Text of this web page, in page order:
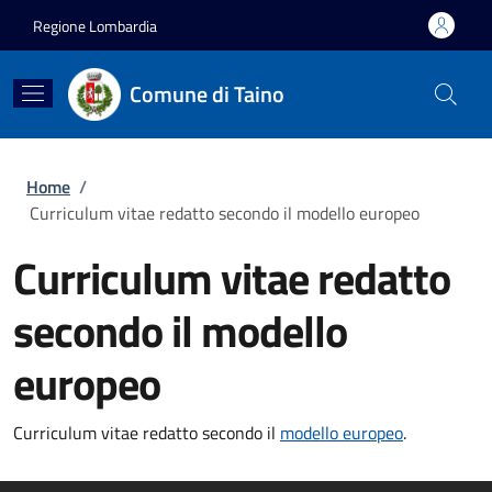
Regione Lombardia
Comune di Taino
Briciole di pane
Home /
Curriculum vitae redatto secondo il modello europeo
Curriculum vitae redatto
secondo il modello
europeo
Curriculum vitae redatto secondo il modello europeo.